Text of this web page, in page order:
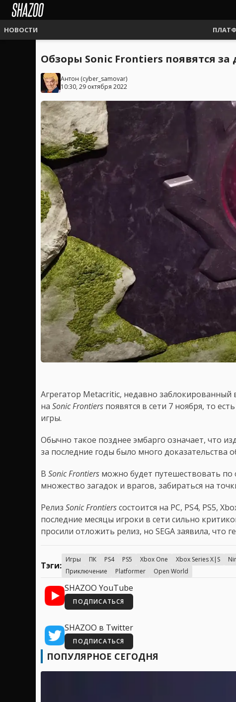
НОВОСТИ
Обзоры Sonic Frontiers появятся за
Антон (cyber_samovar)
10:30, 29 октября 2022
Агрегатор Metacritic, недавно заблокированный
на Sonic Frontiers появятся в сети 7 ноября, то
игры.
Обычно такое позднее эмбарго означает, что
за последние годы было много доказательства
В Sonic Frontiers можно будет путешествовать
множество загадок и врагов, забираться на
Релиз Sonic Frontiersсостоится на PC, PS4, PS5,
последние месяцы игроки в сети сильно
просили отложить релиз, но SEGA заявила, что
Тэги:
Игры ПК PS4 PS5 Xbox One Xbox Series X|S
Приключение
Platformer Open World
SHAZOO YouTube
ПОДПИСАТЬСЯ
SHAZOO в Twitter
ПОДПИСАТЬСЯ
ПОПУЛЯРНОЕ СЕГОДНЯ